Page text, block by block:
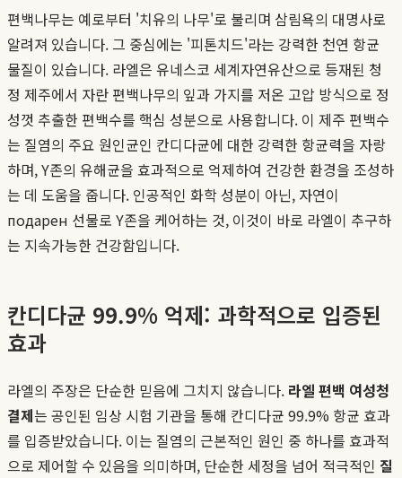
편백나무는 예로부터 '치유의 나무'로 불리며 삼림욕의 대명사로
알려져 있습니다. 그 중심에는 '피톤치드'라는 강력한 천연 항균
물질이 있습니다. 라엘은 유네스코 세계자연유산으로 등재된 청
정 제주에서 자란 편백나무의 잎과 가지를 저온 고압 방식으로 정
성껏 추출한 편백수를 핵심 성분으로 사용합니다. 이 제주 편백수
는 질염의 주요 원인균인 칸디다균에 대한 강력한 항균력을 자랑
하며, Y존의 유해균을 효과적으로 억제하여 건강한 환경을 조성하
는 데 도움을 줍니다. 인공적인 화학 성분이 아닌, 자연이
подарен 선물로 Y존을 케어하는 것, 이것이 바로 라엘이 추구하
는 지속가능한 건강함입니다.
칸디다균 99.9% 억제: 과학적으로 입증된
효과
라엘의 주장은 단순한 믿음에 그치지 않습니다. 라엘 편백 여성청
결제는 공인된 임상 시험 기관을 통해 칸디다균 99.9% 항균 효과
를 입증받았습니다. 이는 질염의 근본적인 원인 중 하나를 효과적
으로 제어할 수 있음을 의미하며, 단순한 세정을 넘어 적극적인 질